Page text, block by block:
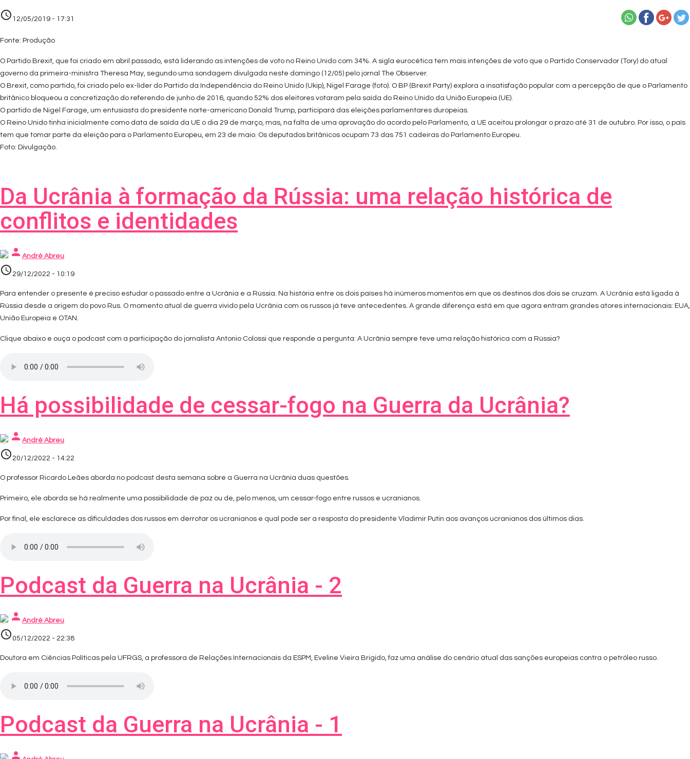
access_time 12/05/2019 - 17:31
Fonte: Produção
O Partido Brexit, que foi criado em abril passado, está liderando as intenções de voto no Reino Unido com 34%. A sigla eurocética tem mais intenções de voto que o Partido Conservador (Tory) do atual
governo da primeira-ministra Theresa May, segundo uma sondagem divulgada neste domingo (12/05) pelo jornal The Observer.
O Brexit, como partido, foi criado pelo ex-líder do Partido da Independência do Reino Unido (Ukip), Nigel Farage (foto). O BP (Brexit Party) explora a insatisfação popular com a percepção de que o Parlamento
britânico bloqueou a concretização do referendo de junho de 2016, quando 52% dos eleitores votaram pela saída do Reino Unido da União Europeia (UE).
O partido de Nigel Farage, um entusiasta do presidente norte-americano Donald Trump, participará das eleições parlamentares duropeias.
O Reino Unido tinha inicialmente como data de saída da UE o dia 29 de março, mas, na falta de uma aprovação do acordo pelo Parlamento, a UE aceitou prolongar o prazo até 31 de outubro. Por isso, o país
tem que tomar parte da eleição para o Parlamento Europeu, em 23 de maio. Os deputados britânicos ocupam 73 das 751 cadeiras do Parlamento Europeu.
Foto: Divulgação.
Da Ucrânia à formação da Rússia: uma relação histórica de
conflitos e identidades
person André Abreu
access_time 29/12/2022 - 10:19
Para entender o presente é preciso estudar o passado entre a Ucrânia e a Rússia. Na história entre os dois países há inúmeros momentos em que os destinos dos dois se cruzam. A Ucrânia está ligada à
Rússia desde a origem do povo Rus. O momento atual de guerra vivido pela Ucrânia com os russos já teve antecedentes. A grande diferença está em que agora entram grandes atores internacionais: EUA,
União Europeia e OTAN.
Clique abaixo e ouça o podcast com a participação do jornalista Antonio Colossi que responde a pergunta: A Ucrânia sempre teve uma relação histórica com a Rússia?
Há possibilidade de cessar-fogo na Guerra da Ucrânia?
person André Abreu
access_time 20/12/2022 - 14:22
O professor Ricardo Leães aborda no podcast desta semana sobre a Guerra na Ucrânia duas questões.
Primeiro, ele aborda se há realmente uma possibilidade de paz ou de, pelo menos, um cessar-fogo entre russos e ucranianos.
Por final, ele esclarece as dificuldades dos russos em derrotar os ucranianos e qual pode ser a resposta do presidente Vladimir Putin aos avanços ucranianos dos últimos dias.
Podcast da Guerra na Ucrânia - 2
person André Abreu
access_time 05/12/2022 - 22:38
Doutora em Ciências Políticas pela UFRGS, a professora de Relações Internacionais da ESPM, Eveline Vieira Brigido, faz uma análise do cenário atual das sanções europeias contra o petróleo russo.
Podcast da Guerra na Ucrânia - 1
person